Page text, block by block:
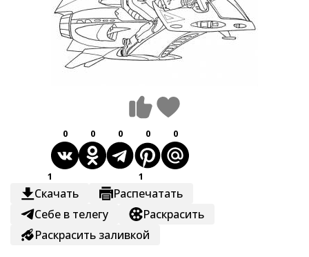
0 0 0 0 0
1
Скачать
1
Распечатать
Себе в телегу
Раскрасить
Раскрасить заливкой